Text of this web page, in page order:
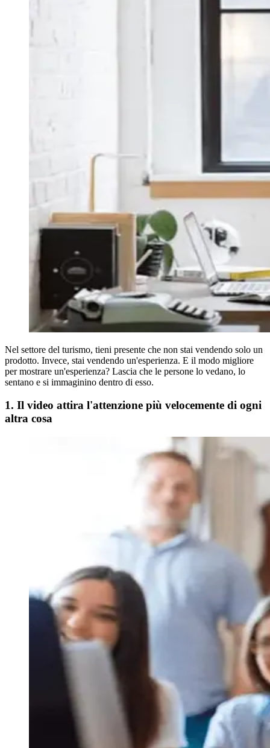
Nel settore del turismo, tieni presente che non stai vendendo solo un
prodotto. Invece, stai vendendo un'esperienza. E il modo migliore
per mostrare un'esperienza? Lascia che le persone lo vedano, lo
sentano e si immaginino dentro di esso.
1. Il video attira l'attenzione più velocemente di ogni
altra cosa